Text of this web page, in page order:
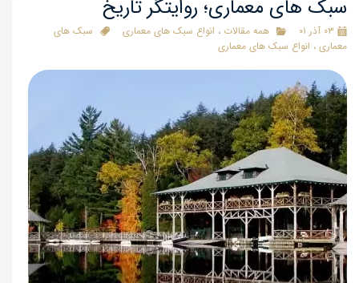
سبک های معماری؛ روایتگر تاریخ
۰۳ آذر ۰۱ همه مقالات ، انواع سبک های معماری
سبک های
معماری ، انواع سبک های معماری